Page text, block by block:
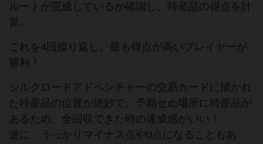
ルートが完成しているか確認し、特産品の得点を計
算。
これを4回繰り返し、最も得点が高いプレイヤーが
勝利！
シルクロードアドベンチャーの交易カードに描かれ
た特産品の位置が絶妙で、予期せぬ場所に特産品が
あるため、全回収できた時の達成感がいい！
逆に、うっかりマイナス点や0点になることもあ